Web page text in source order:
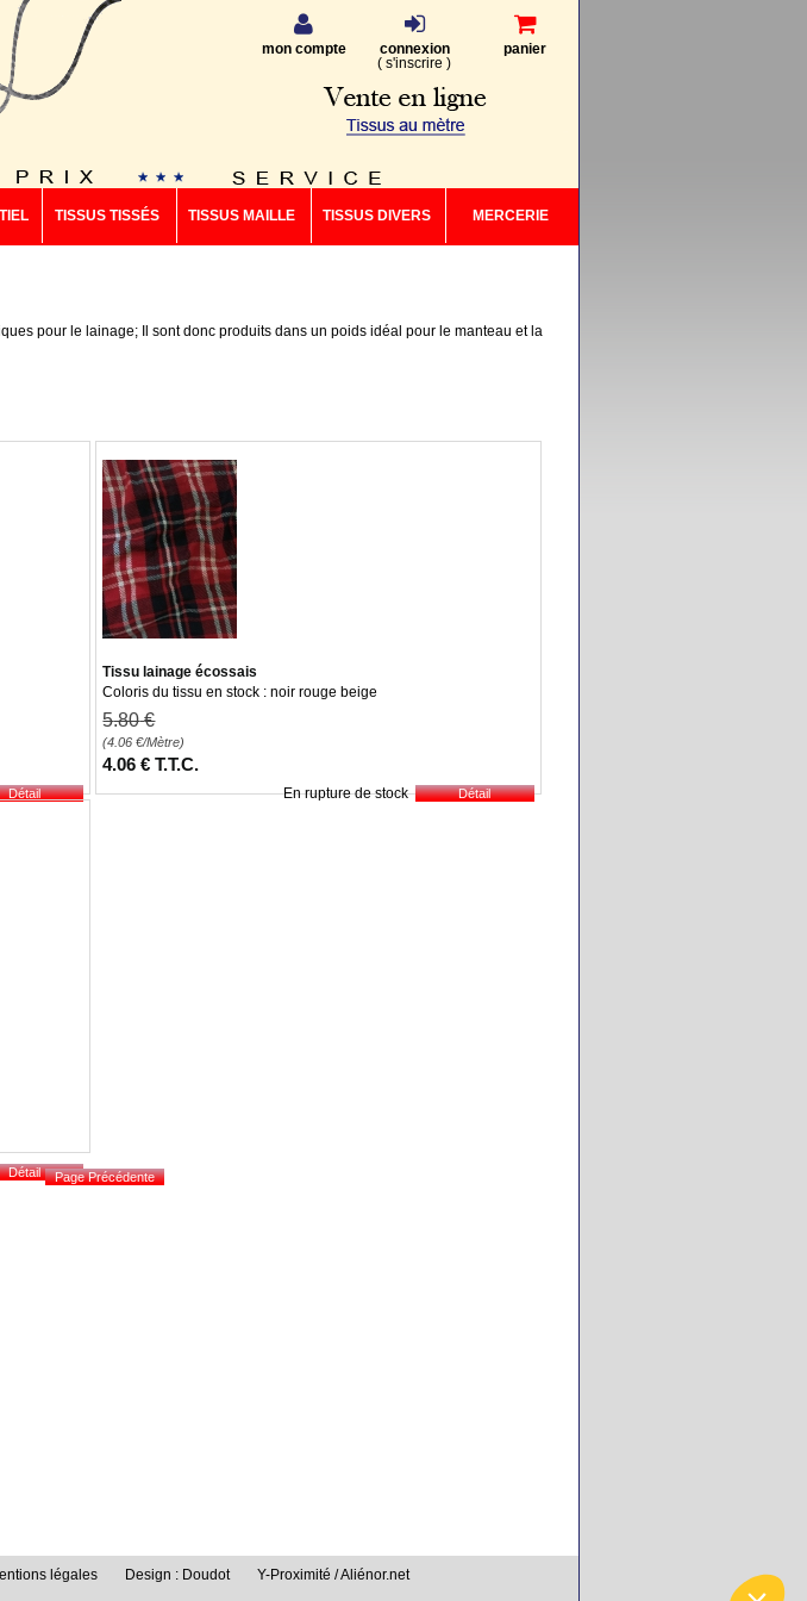
mon compte
connexion
( s'inscrire )
panier
TISSUS TISSÉS TISSUS MAILLE TISSUS DIVERS MERCERIE
pour le lainage; Il sont donc produits dans un poids idéal pour le manteau et la
Tissu lainage écossais
Coloris du tissu en stock : noir rouge beige
5.80 €
(4.06€/Mètre)
4.06 € T.T.C.
En rupture de stock
légales Design : Doudot Y-Proximité / Aliénor.net